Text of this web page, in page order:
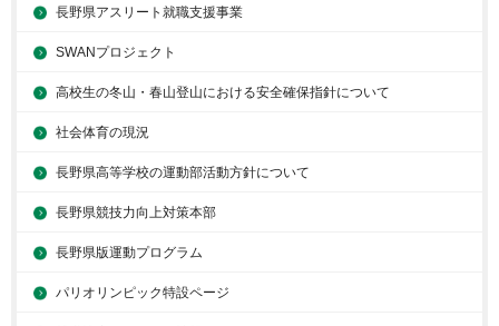
長野県アスリート就職支援事業
SWANプロジェクト
高校生の冬山・春山登山における安全確保指針について
社会体育の現況
長野県高等学校の運動部活動方針について
長野県競技力向上対策本部
長野県版運動プログラム
パリオリンピック特設ページ